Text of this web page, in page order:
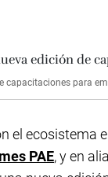
capacitaciones para
el ecosistema
PAE, y en